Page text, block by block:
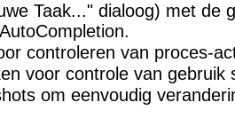
Taak..." dialoog) met de
controleren van proces-
voor controle van gebruik
om eenvoudig